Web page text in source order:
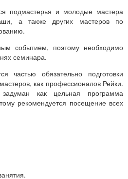
подмастерья и молодые мастера
а также других мастеров по
событием, поэтому необходимо
семинара.
частью обязательно подготовки
как профессионалов Рейки.
как цельная программа
рекомендуется посещение всех